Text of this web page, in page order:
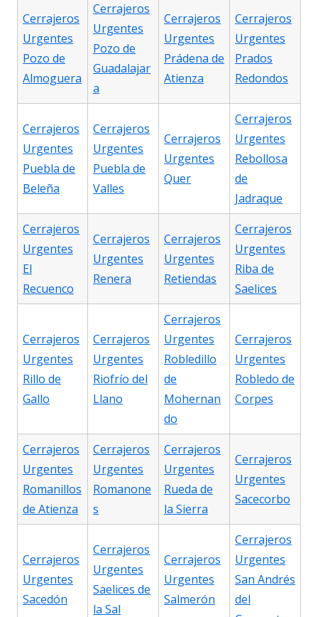
Cerrajeros
Urgentes
Pozo de
Almoguera
Cerrajeros
Urgentes
Pozo de
Guadalajar
a
Cerrajeros
Urgentes
Prádena de
Atienza
Cerrajeros
Urgentes
Prados
Redondos
Cerrajeros
Urgentes
Puebla de
Beleña
Cerrajeros
Urgentes
Puebla de
Valles
Cerrajeros
Urgentes
Quer
Cerrajeros
Urgentes
Rebollosa
de
Jadraque
Cerrajeros
Urgentes
El
Recuenco
Cerrajeros
Urgentes
Renera
Cerrajeros
Urgentes
Retiendas
Cerrajeros
Urgentes
Riba de
Saelices
Cerrajeros
Urgentes
Rillo de
Gallo
Cerrajeros
Urgentes
Riofrío del
Llano
Cerrajeros
Urgentes
Robledillo
de
Mohernan
do
Cerrajeros
Urgentes
Robledo de
Corpes
Cerrajeros
Urgentes
Romanillos
de Atienza
Cerrajeros
Urgentes
Romanone
s
Cerrajeros
Urgentes
Rueda de
la Sierra
Cerrajeros
Urgentes
Sacecorbo
Cerrajeros
Urgentes
Sacedón
Cerrajeros
Urgentes
Saelices de
la Sal
Cerrajeros
Urgentes
Salmerón
Cerrajeros
Urgentes
San Andrés
del